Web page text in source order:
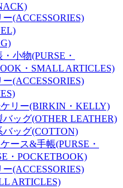
(ACCESSORIES)
小物(PURSE・
・SMALL ARTICLES)
(ACCESSORIES)
リー(BIRKIN・KELLY)
バッグ(OTHER LEATHER)
バッグ(COTTON)
ース&手帳(PURSE・
・POCKETBOOK)
(ACCESSORIES)
ARTICLES)